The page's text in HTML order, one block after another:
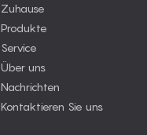
Zuhause
Produkte
Service
Über uns
Nachrichten
Kontaktieren Sie uns